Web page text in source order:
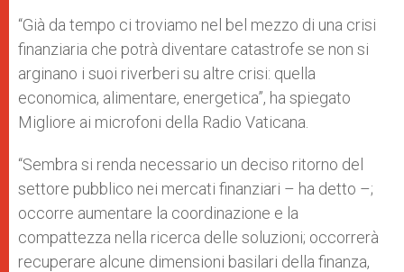
“Già da tempo ci troviamo nel bel mezzo di una crisi
finanziaria che potrà diventare catastrofe se non si
arginano i suoi riverberi su altre crisi: quella
economica, alimentare, energetica”, ha spiegato
Migliore ai microfoni della Radio Vaticana.
“Sembra si renda necessario un deciso ritorno del
settore pubblico nei mercati finanziari – ha detto –;
occorre aumentare la coordinazione e la
compattezza nella ricerca delle soluzioni; occorrerà
recuperare alcune dimensioni basilari della finanza,